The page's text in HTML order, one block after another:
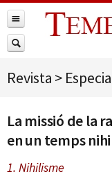
Revista >
La missió de la
en un temps
1. Nihilisme